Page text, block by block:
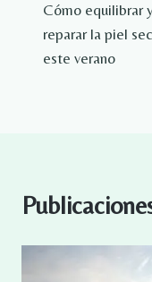
de
entradas
Cómo equilibrar y
reparar la piel
este verano